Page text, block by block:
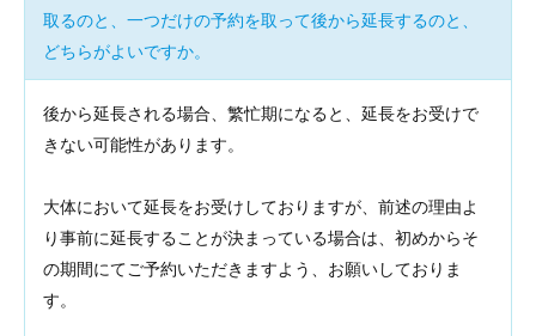
取るのと、一つだけの予約を取って後から延長するのと、
どちらがよいですか。
後から延長される場合、繁忙期になると、延長をお受けで
きない可能性があります。
大体において延長をお受けしておりますが、前述の理由よ
り事前に延長することが決まっている場合は、初めからそ
の期間にてご予約いただきますよう、お願いしておりま
す。